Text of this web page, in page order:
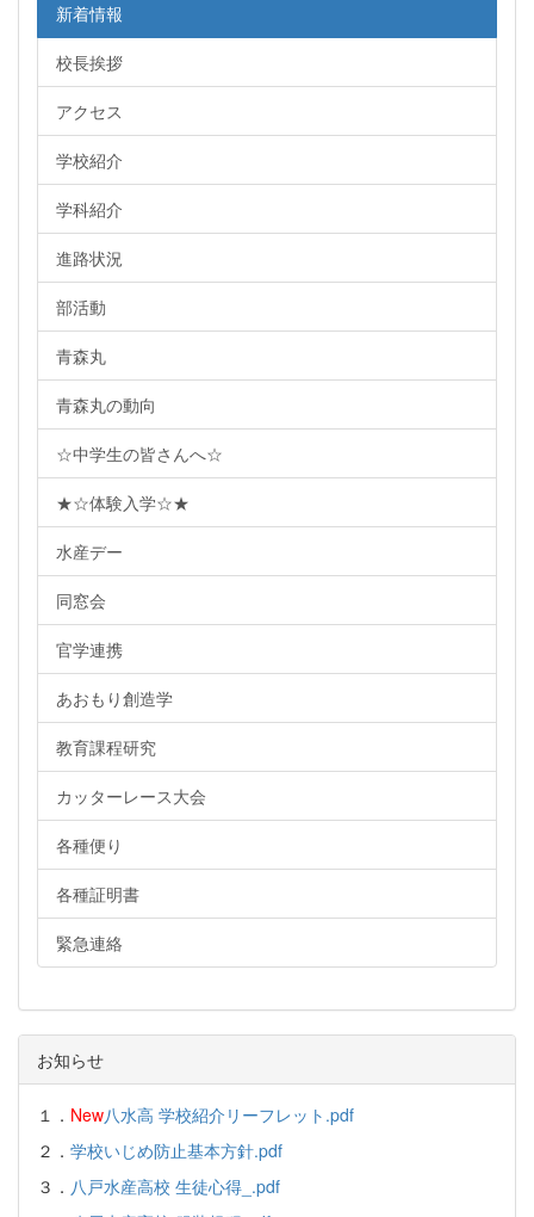
新着情報
校長挨拶
アクセス
学校紹介
学科紹介
進路状況
部活動
青森丸
青森丸の動向
☆中学生の皆さんへ☆
★☆体験入学☆★
水産デー
同窓会
官学連携
あおもり創造学
教育課程研究
カッターレース大会
各種便り
各種証明書
緊急連絡
お知らせ
１． New八水高 学校紹介リーフレット.pdf
２． 学校いじめ防止基本方針.pdf
３． 八戸水産高校 生徒心得_.pdf